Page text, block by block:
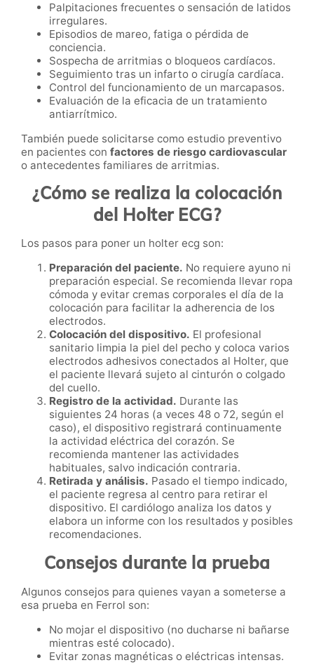
Palpitaciones frecuentes o sensación de latidos
irregulares.
Episodios de mareo, fatiga o pérdida de
conciencia.
Sospecha de arritmias o bloqueos cardíacos.
Seguimiento tras un infarto o cirugía cardíaca.
Control del funcionamiento de un marcapasos.
Evaluación de la eficacia de un tratamiento
antiarrítmico.
También puede solicitarse como estudio preventivo
en pacientes con factores de riesgo cardiovascular
o antecedentes familiares de arritmias.
¿Cómo se realiza la colocación
del Holter ECG?
Los pasos para poner un holter ecg son:
Preparación del paciente. No requiere ayuno ni
preparación especial. Se recomienda llevar ropa
cómoda y evitar cremas corporales el día de la
colocación para facilitar la adherencia de los
electrodos.
Colocación del dispositivo. El profesional
sanitario limpia la piel del pecho y coloca varios
electrodos adhesivos conectados al Holter, que
el paciente llevará sujeto al cinturón o colgado
del cuello.
Registro de la actividad. Durante las
siguientes 24 horas (a veces 48 o 72, según el
caso), el dispositivo registrará continuamente
la actividad eléctrica del corazón. Se
recomienda mantener las actividades
habituales, salvo indicación contraria.
Retirada y análisis. Pasado el tiempo indicado,
el paciente regresa al centro para retirar el
dispositivo. El cardiólogo analiza los datos y
elabora un informe con los resultados y posibles
recomendaciones.
Consejos durante la prueba
Algunos consejos para quienes vayan a someterse a
esa prueba en Ferrol son:
No mojar el dispositivo (no ducharse ni bañarse
mientras esté colocado).
Evitar zonas magnéticas o eléctricas intensas.